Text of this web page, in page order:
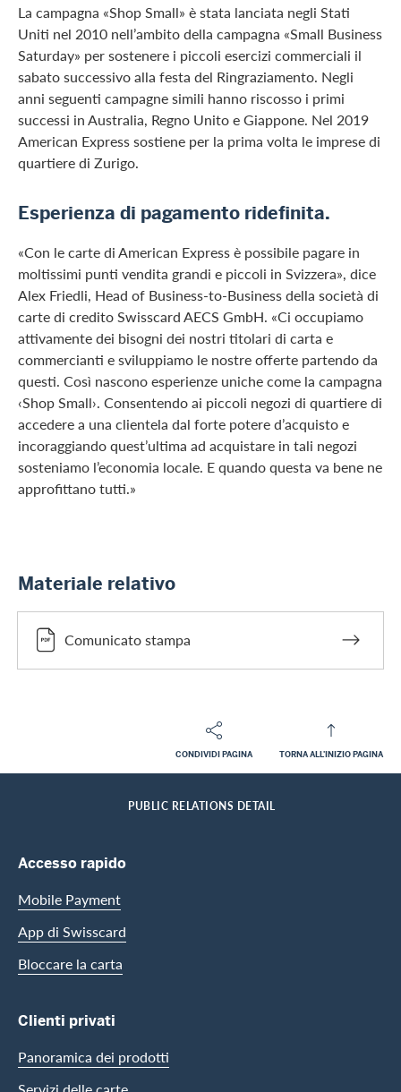
La campagna «Shop Small» è stata lanciata negli Stati
Uniti nel 2010 nell’ambito della campagna «Small Business
Saturday» per sostenere i piccoli esercizi commerciali il
sabato successivo alla festa del Ringraziamento. Negli
anni seguenti campagne simili hanno riscosso i primi
successi in Australia, Regno Unito e Giappone. Nel 2019
American Express sostiene per la prima volta le imprese di
quartiere di Zurigo.
Esperienza di pagamento ridefinita.
«Con le carte di American Express è possibile pagare in
moltissimi punti vendita grandi e piccoli in Svizzera», dice
Alex Friedli, Head of Business-to-Business della società di
carte di credito Swisscard AECS GmbH. «Ci occupiamo
attivamente dei bisogni dei nostri titolari di carta e
commercianti e sviluppiamo le nostre offerte partendo da
questi. Così nascono esperienze uniche come la campagna
‹Shop Small›. Consentendo ai piccoli negozi di quartiere di
accedere a una clientela dal forte potere d’acquisto e
incoraggiando quest’ultima ad acquistare in tali negozi
sosteniamo l’economia locale. E quando questa va bene ne
approfittano tutti.»
Materiale relativo
Comunicato stampa
CONDIVIDI PAGINA TORNA ALL'INIZIO PAGINA
Footer
PUBLIC RELATIONS DETAIL
Footer Navigation
Accesso rapido
Mobile Payment
App di Swisscard
Bloccare la carta
Clienti privati
Panoramica dei prodotti